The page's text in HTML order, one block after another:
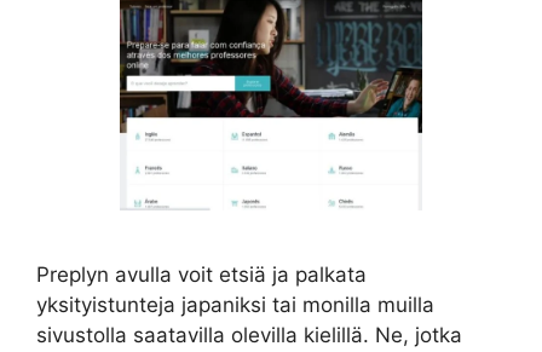
Preplyn avulla voit etsiä ja palkata
yksityistunteja japaniksi tai monilla muilla
sivustolla saatavilla olevilla kielillä. Ne, jotka